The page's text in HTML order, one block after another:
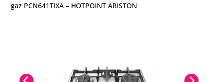
gaz PCN641TIXA – HOTPOINT ARISTON